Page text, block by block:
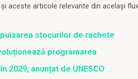
aceste articole relevante din același
stocurilor de rachete
programarea
2029, anunțat de UNESCO